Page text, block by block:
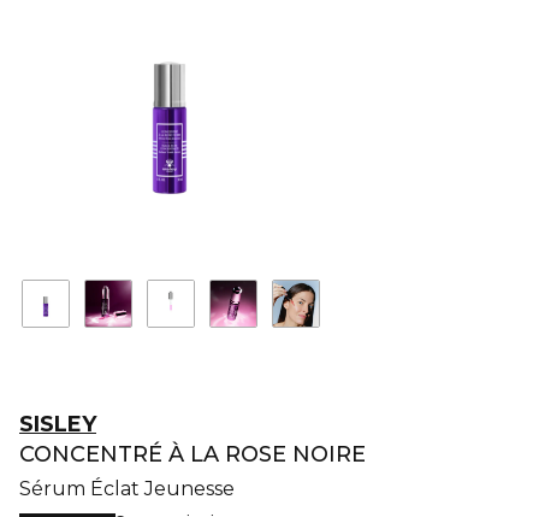
SISLEY
CONCENTRÉ À LA ROSE NOIRE
Sérum Éclat Jeunesse